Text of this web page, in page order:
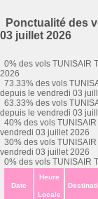
Ponctualité des
03 juillet 2026
0% des vols TUNISAIR
2026
73.33% des vols
depuis le vendredi 03
63.33% des vols
depuis le vendredi 03
40% des vols
vendredi 03 juillet 2026
30% des vols
vendredi 03 juillet 2026
0% des vols TUNISAIR
Date
Heure
Locale